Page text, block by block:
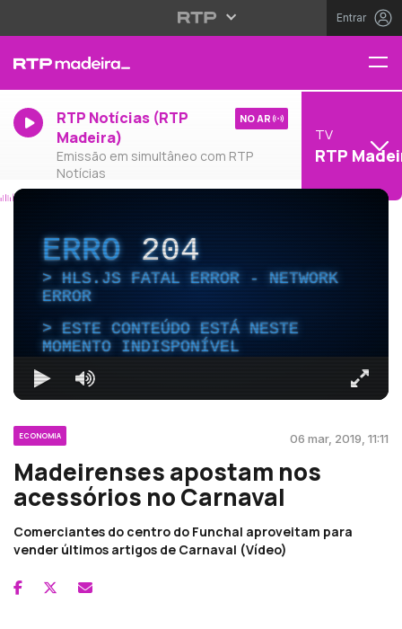
Entrar
RTP Notícias (RTP
Madeira)
Emissão em simultâneo com RTP
Notícias
NO AR
TV
RTP
ERRO204
HLS.JS FATAL ERROR - NETWORK
ERROR
ESTE CONTEÚDO ESTÁ NESTE
MOMENTO INDISPONÍVEL
ECONOMIA 06 mar, 2019, 11:11
Madeirenses apostam nos
acessórios no Carnaval
Comerciantes do centro do Funchal aproveitam para
vender últimos artigos de Carnaval (Vídeo)